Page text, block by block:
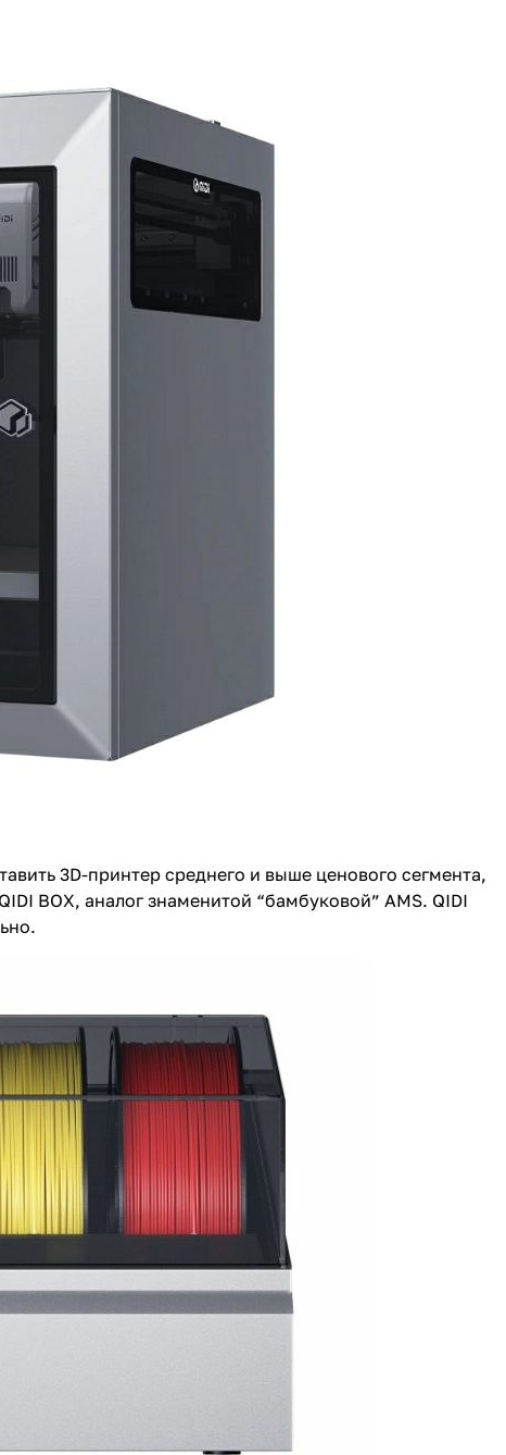
3D-принтер среднего и выше ценового сегмента,
BOX, аналог знаменитой “бамбуковой” AMS. QIDI